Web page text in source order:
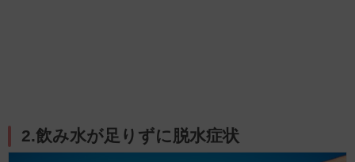
2.飲み水が足りずに脱水症状